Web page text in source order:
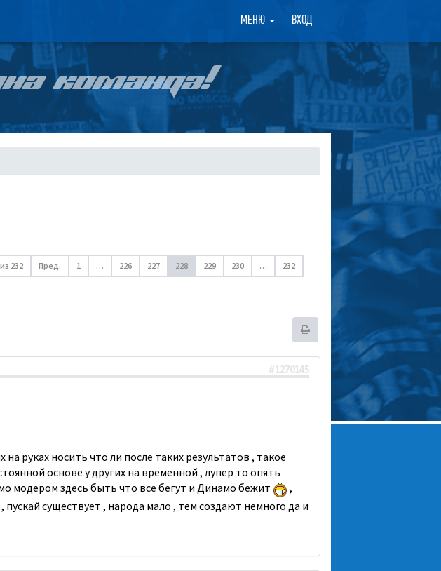
МЕНЮ ВХОД ×
КОМАНДА!
из 232 Пред. 1 … 226 227 228 229 230 … 232
#1270145
руках носить что ли после таких результатов , такое
основе у других на временной , лупер то опять
модером здесь быть что все бегут и Динамо бежит
,
существует , народа мало , тем создают немного да и